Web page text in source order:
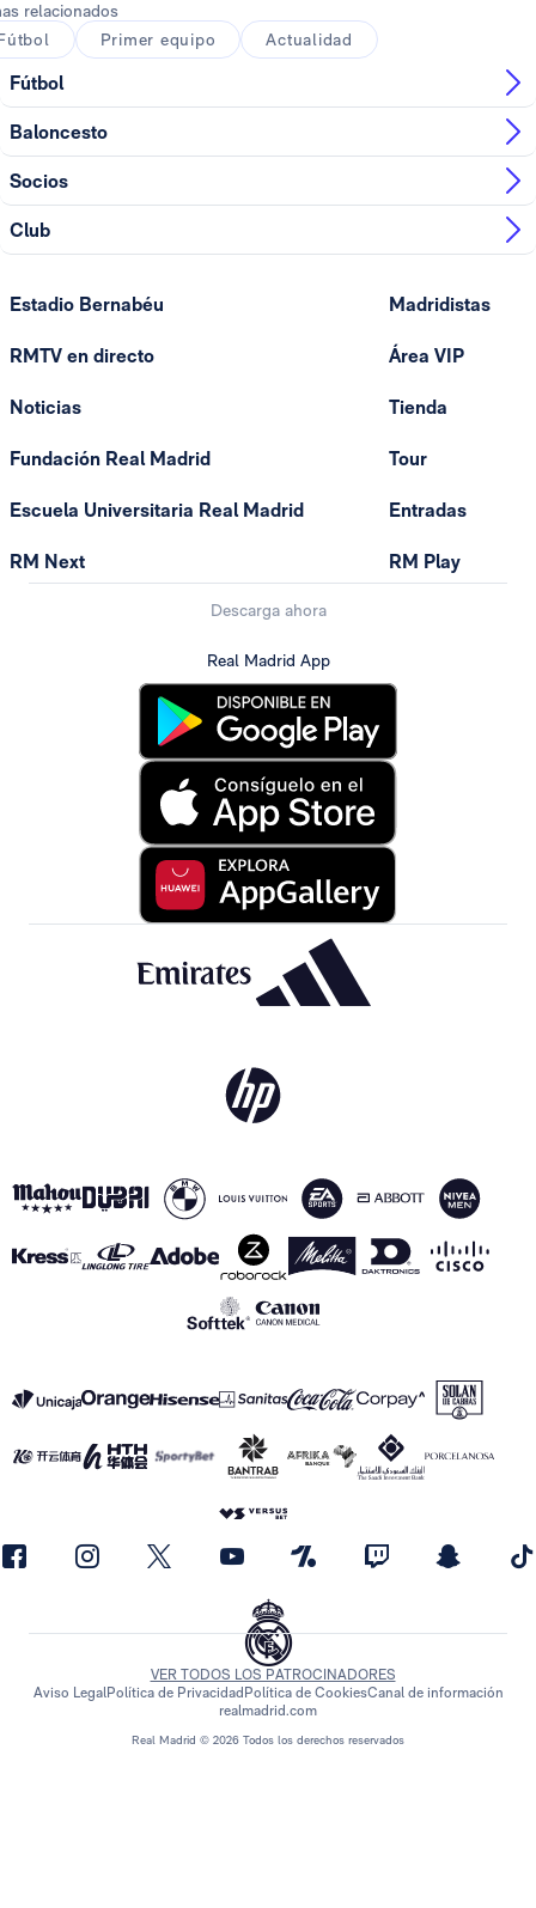
relacionados
Primer equipo Actualidad
Fútbol
Baloncesto
Socios
Club
Estadio Bernabéu
RMTV en directo
Noticias
Fundación Real Madrid
Escuela Universitaria Real Madrid
RM Next
Madridistas
Área VIP
Tienda
Tour
Entradas
RM Play
Descarga ahora
Real Madrid App
Real Madrid © 2026 Todos los derechos reservados
VER TODOS LOS PATROCINADORES
Aviso LegalPolítica de Privacidad Política de CookiesCanal de información
realmadrid.com